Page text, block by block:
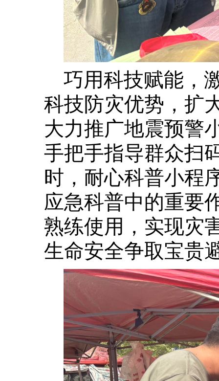
巧用科技赋能，
科技防灾优势，扩
大力推广地震预警
手把手指导群众扫
时，耐心科普小程
应急科普中的重要
熟练使用，实现灾
生命安全争取宝贵